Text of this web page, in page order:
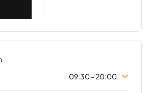
09:30 - 20:00